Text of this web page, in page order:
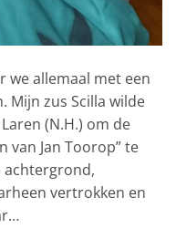
we allemaal met een
Mijn zus Scilla wilde
(N.H.) om de
van Jan Toorop” te
achtergrond,
vertrokken en